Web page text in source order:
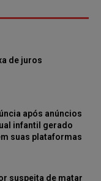
de juros
após anúncios
infantil gerado
suas plataformas
suspeita de matar